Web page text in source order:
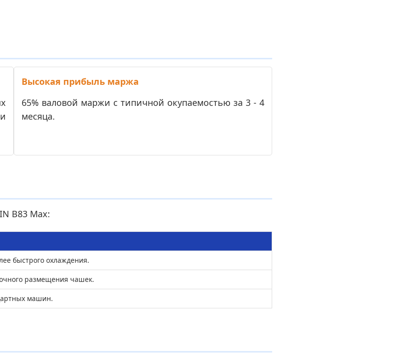
Высокая прибыль маржа
65% валовой маржи с типичной окупаемостью за 3 - 4
месяца.
B83 Max:
быстрого охлаждения.
размещения чашек.
машин.